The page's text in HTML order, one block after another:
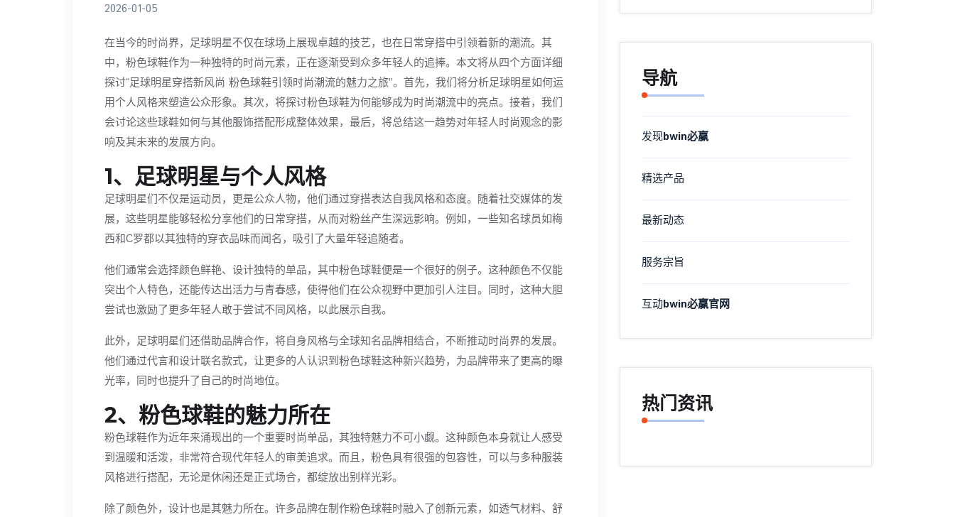
2026-01-05
在当今的时尚界，足球明星不仅在球场上展现卓越的技艺，也在日常穿搭中引领着新的潮流。其
中，粉色球鞋作为一种独特的时尚元素，正在逐渐受到众多年轻人的追捧。本文将从四个方面详细
探讨“足球明星穿搭新风尚 粉色球鞋引领时尚潮流的魅力之旅”。首先，我们将分析足球明星如何运
用个人风格来塑造公众形象。其次，将探讨粉色球鞋为何能够成为时尚潮流中的亮点。接着，我们
会讨论这些球鞋如何与其他服饰搭配形成整体效果，最后，将总结这一趋势对年轻人时尚观念的影
响及其未来的发展方向。
1、足球明星与个人风格
足球明星们不仅是运动员，更是公众人物，他们通过穿搭表达自我风格和态度。随着社交媒体的发
展，这些明星能够轻松分享他们的日常穿搭，从而对粉丝产生深远影响。例如，一些知名球员如梅
西和C罗都以其独特的穿衣品味而闻名，吸引了大量年轻追随者。
他们通常会选择颜色鲜艳、设计独特的单品，其中粉色球鞋便是一个很好的例子。这种颜色不仅能
突出个人特色，还能传达出活力与青春感，使得他们在公众视野中更加引人注目。同时，这种大胆
尝试也激励了更多年轻人敢于尝试不同风格，以此展示自我。
此外，足球明星们还借助品牌合作，将自身风格与全球知名品牌相结合，不断推动时尚界的发展。
他们通过代言和设计联名款式，让更多的人认识到粉色球鞋这种新兴趋势，为品牌带来了更高的曝
光率，同时也提升了自己的时尚地位。
2、粉色球鞋的魅力所在
粉色球鞋作为近年来涌现出的一个重要时尚单品，其独特魅力不可小觑。这种颜色本身就让人感受
到温暖和活泼，非常符合现代年轻人的审美追求。而且，粉色具有很强的包容性，可以与多种服装
风格进行搭配，无论是休闲还是正式场合，都绽放出别样光彩。
除了颜色外，设计也是其魅力所在。许多品牌在制作粉色球鞋时融入了创新元素，如透气材料、舒
导航
发现bwin必赢
精选产品
最新动态
服务宗旨
互动bwin必赢官网
热门资讯